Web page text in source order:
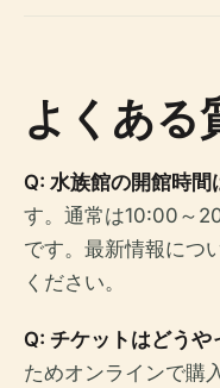
よくある
Q: 水族館の開館時間
す。通常は10:00～
です。最新情報につ
ください。
Q: チケットはどうや
ためオンラインで購